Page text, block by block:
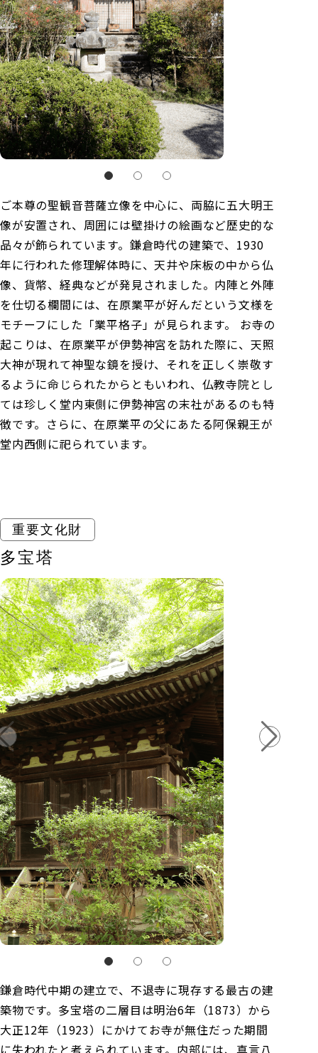
ご本尊の聖観音菩薩立像を中心に、両脇に五大明王
像が安置され、周囲には壁掛けの絵画など歴史的な
品々が飾られています。鎌倉時代の建築で、1930
年に行われた修理解体時に、天井や床板の中から仏
像、貨幣、経典などが発見されました。内陣と外陣
を仕切る欄間には、在原業平が好んだという文様を
モチーフにした「業平格子」が見られます。 お寺の
起こりは、在原業平が伊勢神宮を訪れた際に、天照
大神が現れて神聖な鏡を授け、それを正しく崇敬す
るように命じられたからともいわれ、仏教寺院とし
ては珍しく堂内東側に伊勢神宮の末社があるのも特
徴です。さらに、在原業平の父にあたる阿保親王が
堂内西側に祀られています。
重要文化財
多宝塔
鎌倉時代中期の建立で、不退寺に現存する最古の建
築物です。多宝塔の二層目は明治6年（1873）から
大正12年（1923）にかけてお寺が無住だった期間